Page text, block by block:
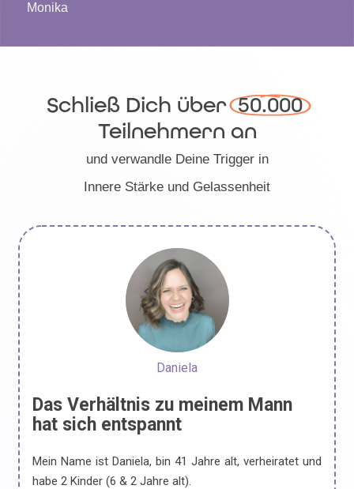
Monika
Schließ Dich über 50.000
Teilnehmern an
und verwandle Deine Trigger in
Innere Stärke und Gelassenheit
Daniela
Das Verhältnis zu meinem Mann
hat sich entspannt
Mein Name ist Daniela, bin 41 Jahre alt, verheiratet und
habe 2 Kinder (6 & 2 Jahre alt).